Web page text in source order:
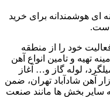
ای هوشمندانه برای خرید
است.
خود را از منطقه
تهیه و تامین انواع آهن
لوله گاز و… آغاز
تاسیس بازار آهن شادآباد تهران، ضمن
سایر بخش ها مانند صنعت